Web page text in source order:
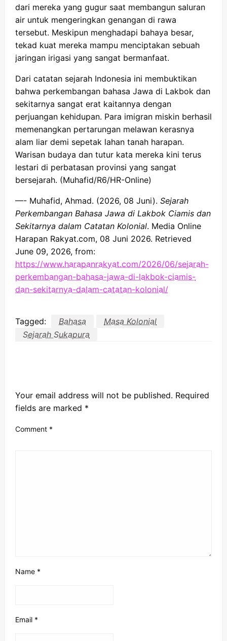
dari mereka yang gugur saat membangun saluran
air untuk mengeringkan genangan di rawa
tersebut. Meskipun menghadapi bahaya besar,
tekad kuat mereka mampu menciptakan sebuah
jaringan irigasi yang sangat bermanfaat.
Dari catatan sejarah Indonesia ini membuktikan
bahwa perkembangan bahasa Jawa di Lakbok dan
sekitarnya sangat erat kaitannya dengan
perjuangan kehidupan. Para imigran miskin berhasil
memenangkan pertarungan melawan kerasnya
alam liar demi sepetak lahan tanah harapan.
Warisan budaya dan tutur kata mereka kini terus
lestari di perbatasan provinsi yang sangat
bersejarah. (Muhafid/R6/HR-Online)
—- Muhafid, Ahmad. (2026, 08 Juni). Sejarah
Perkembangan Bahasa Jawa di Lakbok Ciamis dan
Sekitarnya dalam Catatan Kolonial. Media Online
Harapan Rakyat.com, 08 Juni 2026. Retrieved
June 09, 2026, from:
https://www.harapanrakyat.com/2026/06/sejarah-
perkembangan-bahasa-jawa-di-lakbok-ciamis-
dan-sekitarnya-dalam-catatan-kolonial/
Tagged: Bahasa
Masa Kolonial
Sejarah Sukapura
Your email address will not be published. Required
fields are marked *
Comment *
Name *
Email *